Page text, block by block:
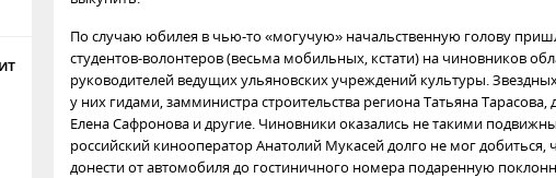
По случаю юбилея в чью-то «могучую» начальственную голову
студентов-волонтеров (весьма мобильных, кстати) на чиновников
руководителей ведущих ульяновских учреждений культуры.
у них гидами, замминистра строительства региона Татьяна
Елена Сафронова и другие. Чиновники оказались не такими
российский кинооператор Анатолий Мукасей долго не мог
донести от автомобиля до гостиничного номера подаренную